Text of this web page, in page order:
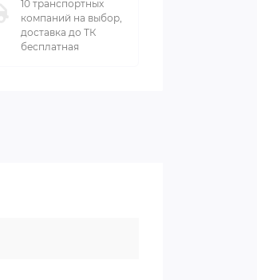
10 транспортных
компаний на выбор,
доставка до ТК
бесплатная